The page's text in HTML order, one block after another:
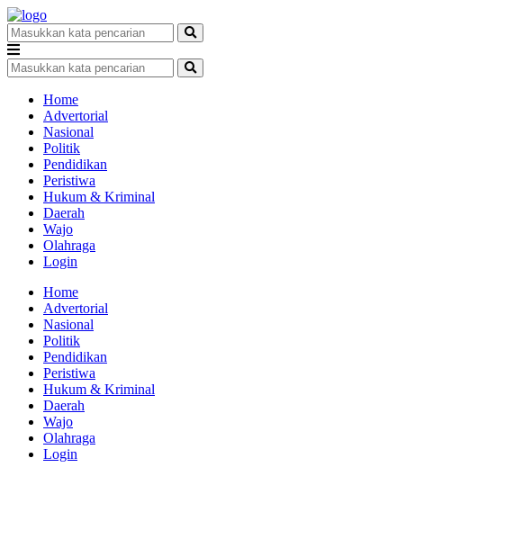
Home
Advertorial
Nasional
Politik
Pendidikan
Peristiwa
Hukum & Kriminal
Daerah
Wajo
Olahraga
Login
Home
Advertorial
Nasional
Politik
Pendidikan
Peristiwa
Hukum & Kriminal
Daerah
Wajo
Olahraga
Login